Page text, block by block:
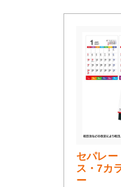
セパレー
ス・7カ
ー